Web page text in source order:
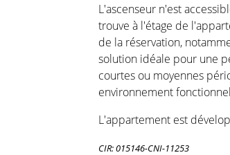
L'ascenseur n'est
trouve à l'étage de
de la réservation,
solution idéale pour une
courtes ou moyennes
environnement
L'appartement est
CIR: 015146-CNI-11253